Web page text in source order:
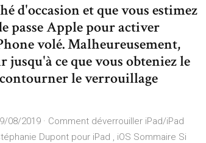
d'occasion et que vous estimez
passe Apple pour activer
volé. Malheureusement,
ce que vous obteniez le
contourner le verrouillage
2019 · Comment déverrouiller iPad/iPad
Dupont pour iPad , iOS Sommaire Si